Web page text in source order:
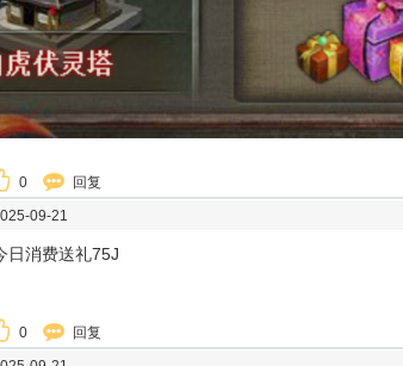
0 回复
09-21
日消费送礼75J
0 回复